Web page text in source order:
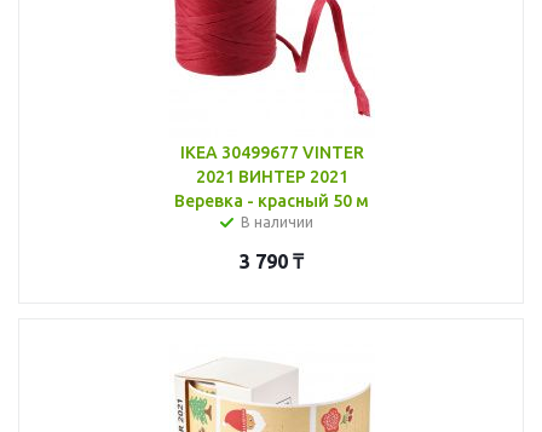
IKEA 30499677 VINTER
2021 ВИНТЕР 2021
Веревка - красный 50 м
В наличии
3 790 ₸